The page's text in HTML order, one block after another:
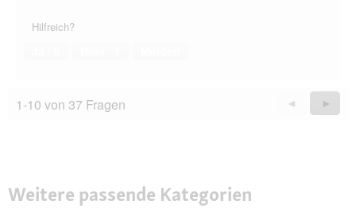
Hilfreich?
1-10 von 37 Fragen
Zurück
Questions
◄
Weiter
►
Weitere passende Kategorien